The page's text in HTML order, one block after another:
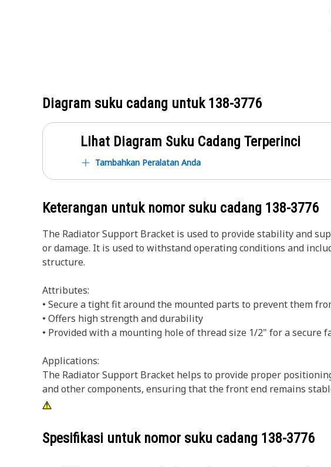
Diagram suku cadang untuk138-3776
Lihat Diagram Suku Cadang Terperinci
Tambahkan Peralatan Anda
Keterangan untuk nomor suku cadang 138-3776
The Radiator Support Bracket is used to provide stability and
or damage. It is used to withstand operating conditions and
structure.
Attributes:
• Secure a tight fit around the mounted parts to prevent them
• Offers high strength and durability
• Provided with a mounting hole of thread size 1/2" for a secure
Applications:
The Radiator Support Bracket helps to provide proper
and other components, ensuring that the front end remains
Spesifikasi untuk nomor suku cadang 138-3776